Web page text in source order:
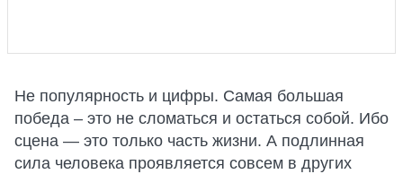
Не популярность и цифры. Самая большая
победа – это не сломаться и остаться собой. Ибо
сцена — это только часть жизни. А подлинная
сила человека проявляется совсем в других